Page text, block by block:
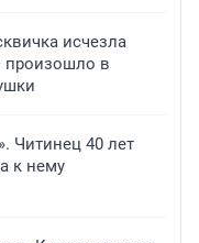
исчезла
произошло в
Читинец 40 лет
к нему